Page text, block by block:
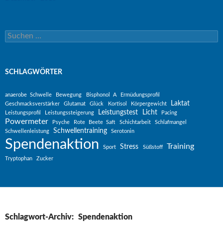
Suchen nach:
SCHLAGWÖRTER
anaerobe Schwelle Bewegung Bisphonol A
Ermüdungsprofil
Geschmacksverstärker
Glutamat Glück Kortisol Körpergewicht Laktat
Leistungsprofil Leistungssteigerung Leistungstest Licht Pacing
Powermeter Psyche Rote Beete Saft Schichtarbeit
Schlafmangel
Schwellenleistung
Schwellentraining Serotonin
Spendenaktion Sport Stress Süßstoff Training
Tryptophan Zucker
Schlagwort-Archiv: Spendenaktion